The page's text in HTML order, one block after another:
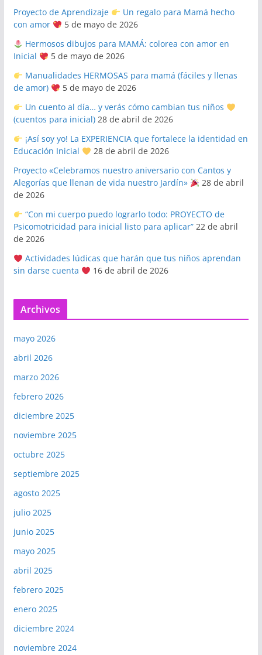
Proyecto de Aprendizaje
Un regalo para Mamá hecho
con amor
5 de mayo de 2026
Hermosos dibujos para MAMÁ: colorea con amor en
Inicial
5 de mayo de 2026
Manualidades HERMOSAS para mamá (fáciles y llenas
de amor)
5 de mayo de 2026
Un cuento al día… y verás cómo cambian tus niños
(cuentos para inicial) 28 de abril de 2026
¡Así soy yo! La EXPERIENCIA que fortalece la identidad en
Educación Inicial
28 de abril de 2026
Proyecto «Celebramos nuestro aniversario con Cantos y
Alegorías que llenan de vida nuestro Jardín»
28 de abril
de 2026
“Con mi cuerpo puedo lograrlo todo: PROYECTO de
Psicomotricidad para inicial listo para aplicar” 22 de abril
de 2026
Actividades lúdicas que harán que tus niños aprendan
sin darse cuenta
16 de abril de 2026
Archivos
mayo 2026
abril 2026
marzo 2026
febrero 2026
diciembre 2025
noviembre 2025
octubre 2025
septiembre 2025
agosto 2025
julio 2025
junio 2025
mayo 2025
abril 2025
febrero 2025
enero 2025
diciembre 2024
noviembre 2024